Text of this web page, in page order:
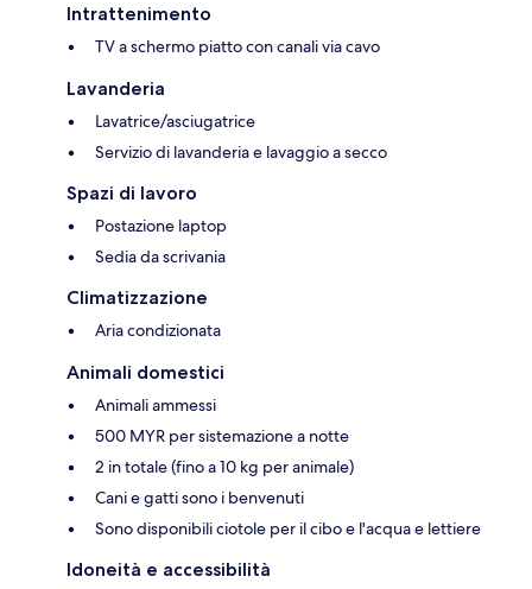
Intrattenimento
TV a schermo piatto con canali via cavo
Lavanderia
Lavatrice/asciugatrice
Servizio di lavanderia e lavaggio a secco
Spazi di lavoro
Postazione laptop
Sedia da scrivania
Climatizzazione
Aria condizionata
Animali domestici
Animali ammessi
500 MYR per sistemazione a notte
2 in totale (fino a 10 kg per animale)
Cani e gatti sono i benvenuti
Sono disponibili ciotole per il cibo e l'acqua e lettiere
Idoneità e accessibilità